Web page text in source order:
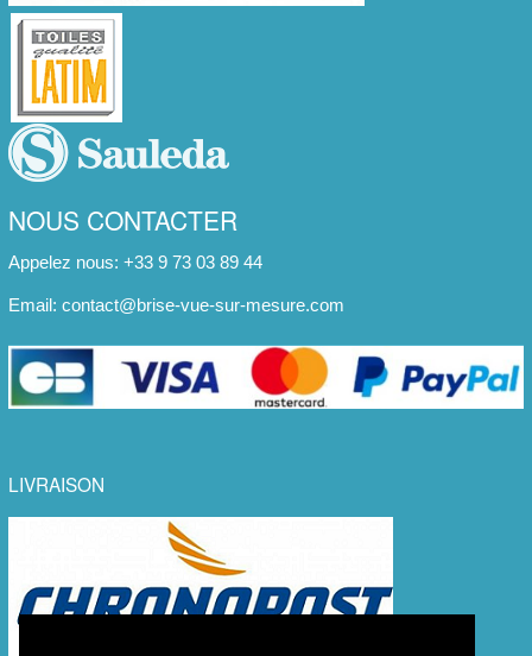
NOUS CONTACTER
Appelez nous: +33 9 73 03 89 44
Email: contact@brise-vue-sur-mesure.com
LIVRAISON